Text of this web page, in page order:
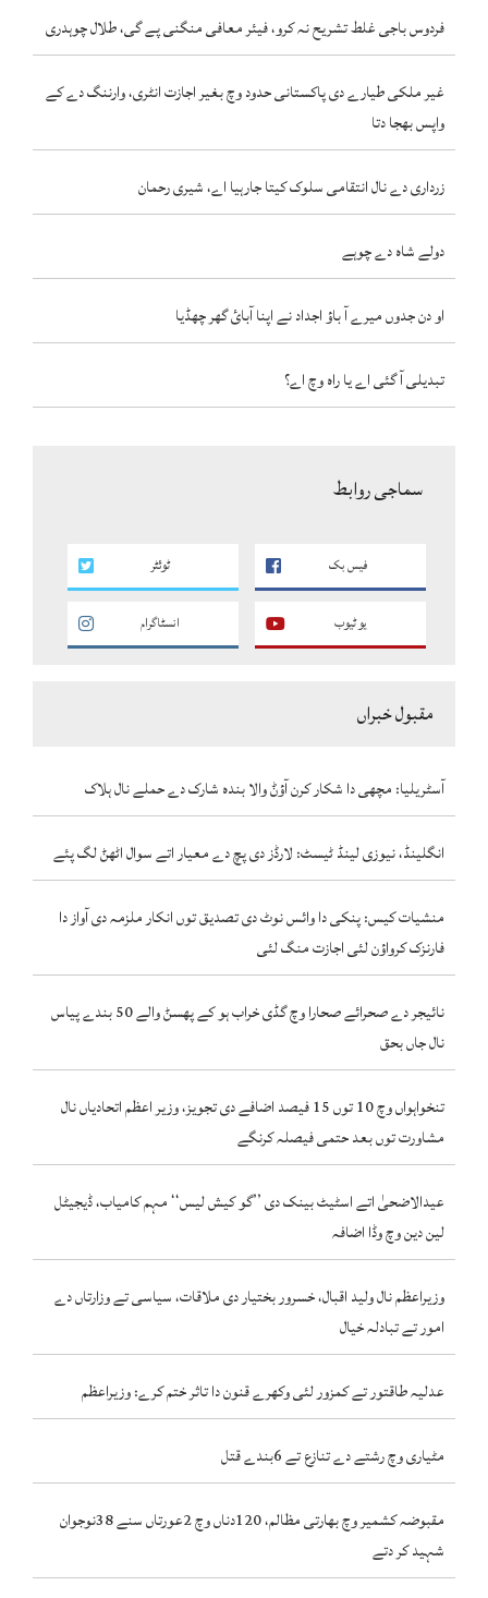
فردوس باجی غلط تشریح نہ کرو، فیئر معافی منگنی پے گی، طلال چوہدری
غیر ملکی طیارے دی پاکستانی حدود وچ بغیر اجازت انٹری، وارننگ دے کے
واپس بھجا دتا
زرداری دے نال انتقامی سلوک کیتا جارہیا اے، شیری رحمان
دولے شاہ دے چوہے
او دن جدوں میرے آ باؤ اجداد نے اپنا آبائ گھر چھڈیا
تبدیلی آ گئی اے یا راہ وچ اے؟
سماجی روابط
فیس بک ٹوئٹر
یو ٹیوب انسٹاگرام
مقبول خبراں
آسٹریلیا: مچھی دا شکار کرن آؤݨ والا بندہ شارک دے حملے نال ہلاک
انگلینڈ، نیوزی لینڈ ٹیسٹ: لارڈز دی پچ دے معیار اتے سوال اٹھݨ لگ پئے
منشیات کیس: پنکی دا وائس نوٹ دی تصدیق توں انکار ملزمہ دی آواز دا
فارنزک کرواؤن لئی اجازت منگ لئی
نائیجر دے صحرائے صحارا وچ گڈی خراب ہو کے پھسݨ والے 50 بندے پیاس
نال جاں بحق
تنخواہواں وچ 10 توں 15 فیصد اضافے دی تجویز، وزیر اعظم اتحادیاں نال
مشاورت توں بعد حتمی فیصلہ کرنگے
عیدالاضحیٰ اتے اسٹیٹ بینک دی ’’گو کیش لیس‘‘ مہم کامیاب، ڈیجیٹل
لین دین وچ وڈا اضافہ
وزیراعظم نال ولید اقبال، خسرور بختیار دی ملاقات، سیاسی تے وزارتاں دے
امور تے تبادلہ خیال
عدلیہ طاقتور تے کمزور لئی وکھرے قنون دا تاثر ختم کرے: وزیراعظم
مٹیاری وچ رشتے دے تنازع تے 6بندے قتل
مقبوضہ کشمیر وچ بھارتی مظالم، 120دناں وچ 2عورتاں سنے 38نوجوان
شہید کر دتے